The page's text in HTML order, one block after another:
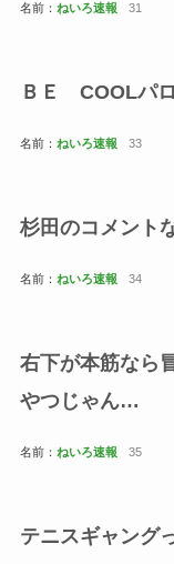
名前： ねいろ速報 31
ＢＥ COOLパ
名前： ねいろ速報 33
杉田のコメント
名前： ねいろ速報 34
右下が本筋なら
やつじゃん…
名前： ねいろ速報 35
テニスギャング